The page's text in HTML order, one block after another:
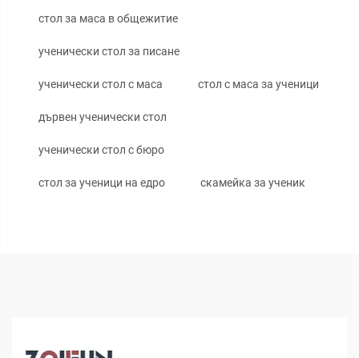
стол за маса в общежитие
ученически стол за писане
ученически стол с маса стол с маса за ученици
дървен ученически стол
ученически стол с бюро
стол за ученици на едро скамейка за ученик